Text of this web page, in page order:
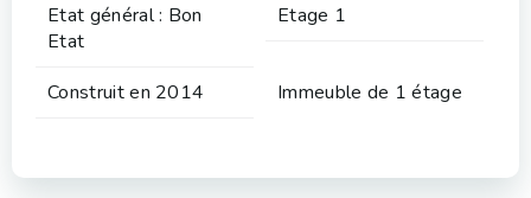
Etat général : Bon
Etat
Etage 1
Construit en 2014 Immeuble de 1 étage